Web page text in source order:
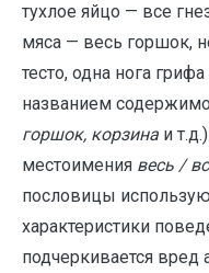
тухлое яйцо — все
мяса — весь горшок,
тесто, одна нога
названием
горшок, корзина и
местоимения весь /
пословицы
характеристики
подчеркивается вред